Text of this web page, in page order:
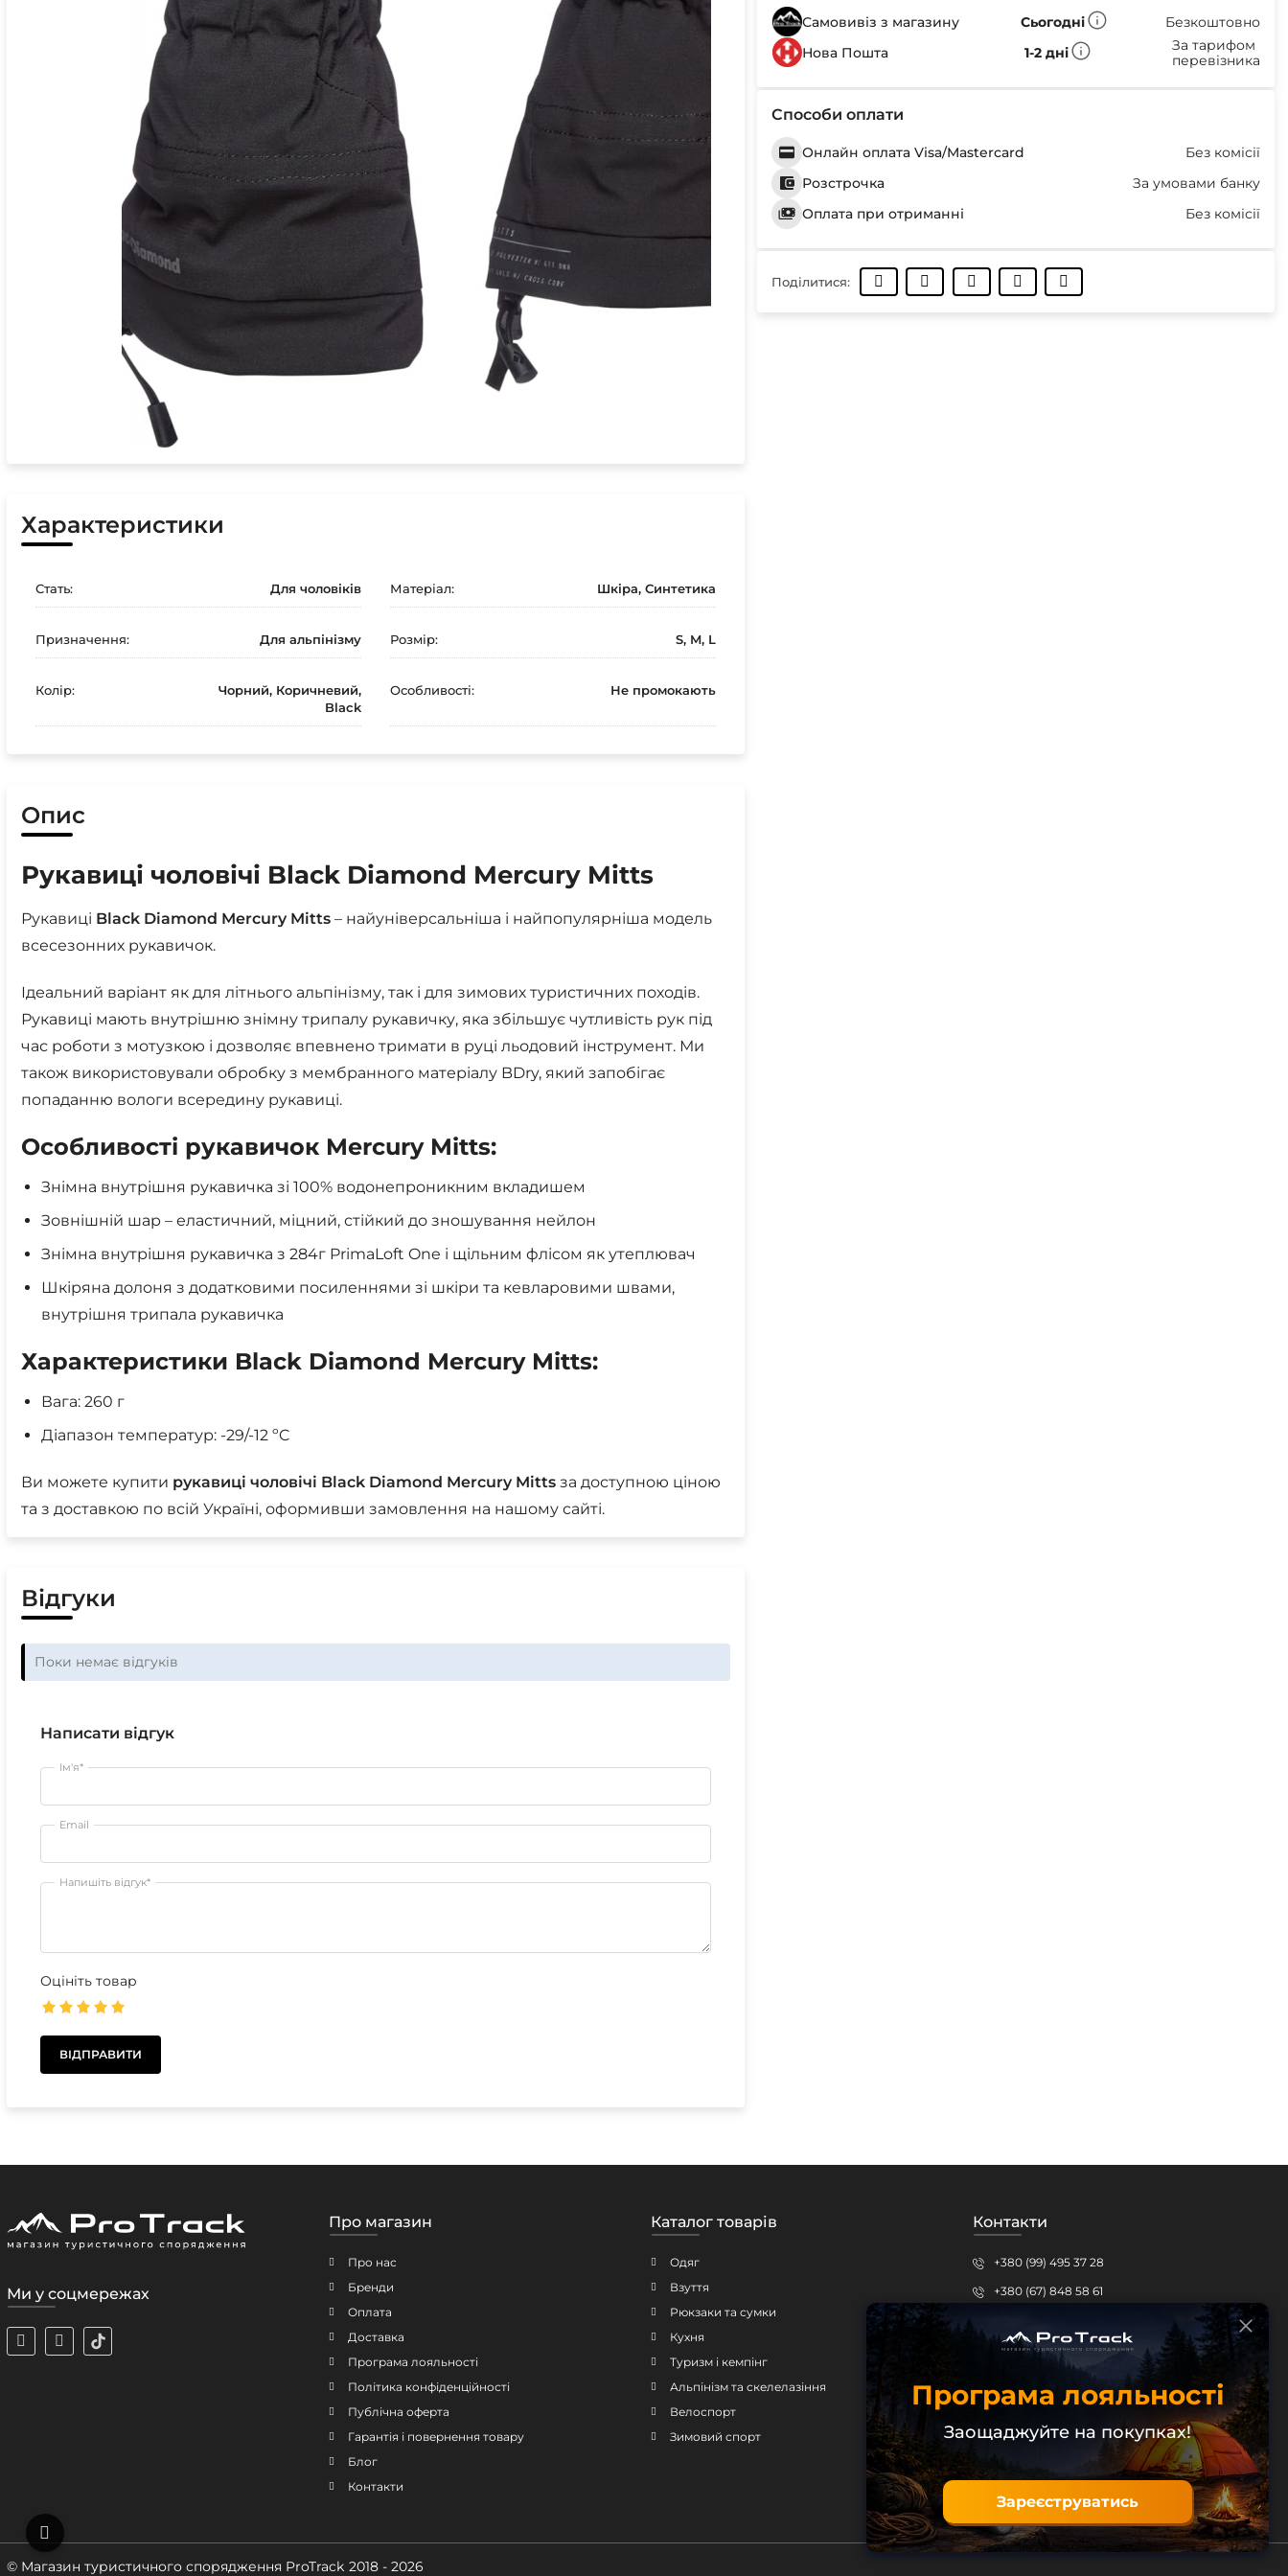
Самовивіз з магазину Сьогодні
Безкоштовно
Нова Пошта
1-2 дні
За тарифом
перевізника
Способи оплати
Онлайн оплата Visa/Mastercard
Без комісії
Розстрочка
За умовами банку
Оплата при отриманні
Без комісії
Поділитися:
Характеристики
Стать: Для чоловіків Матеріал: Шкіра, Синтетика
Призначення: Для альпінізму Розмір: S, M, L
Колір:
Чорний, Коричневий,
Black
Особливості: Не промокають
Опис
Рукавиці чоловічі Black Diamond Mercury Mitts
Рукавиці Black Diamond Mercury Mitts – найуніверсальніша і найпопулярніша модель
всесезонних рукавичок.
Ідеальний варіант як для літнього альпінізму, так і для зимових туристичних походів.
Рукавиці мають внутрішню знімну трипалу рукавичку, яка збільшує чутливість рук під
час роботи з мотузкою і дозволяє впевнено тримати в руці льодовий інструмент. Ми
також використовували обробку з мембранного матеріалу BDry, який запобігає
попаданню вологи всередину рукавиці.
Особливості рукавичок Mercury Mitts:
Знімна внутрішня рукавичка зі 100% водонепроникним вкладишем
Зовнішній шар – еластичний, міцний, стійкий до зношування нейлон
Знімна внутрішня рукавичка з 284г PrimaLoft One і щільним флісом як утеплювач
Шкіряна долоня з додатковими посиленнями зі шкіри та кевларовими швами,
внутрішня трипала рукавичка
Характеристики Black Diamond Mercury Mitts:
Вага: 260 г
Діапазон температур: -29/-12 ºC
Ви можете купити рукавиці чоловічі Black Diamond Mercury Mitts за доступною ціною
та з доставкою по всій Україні, оформивши замовлення на нашому сайті.
Відгуки
Поки немає відгуків
Написати відгук
Ім'я*
Email
Напишіть відгук*
Оцініть товар
Ми у соцмережах
Про магазин
Про нас
Бренди
Оплата
Доставка
Програма лояльності
Політика конфіденційності
Публічна оферта
Гарантія і повернення товару
Блог
Контакти
Каталог товарів
Одяг
Взуття
Рюкзаки та сумки
Кухня
Туризм і кемпінг
Альпінізм та скелелазіння
Велоспорт
Зимовий спорт
Контакти
+380 (99) 495 37 28
+380 (67) 848 58 61
Кропивницький, вул.Шевченка, 15б
Безкоштовна консультація
© Магазин туристичного спорядження ProTrack 2018 - 2026
Програма лояльності
Заощаджуйте на покупках!
Зареєструватись